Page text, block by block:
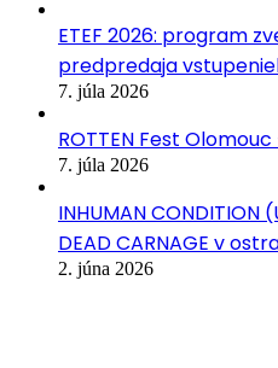
ETEF 2026: program
predpredaja
7. júla 2026
ROTTEN Fest
7. júla 2026
INHUMAN CONDITION
DEAD CARNAGE v
2. júna 2026